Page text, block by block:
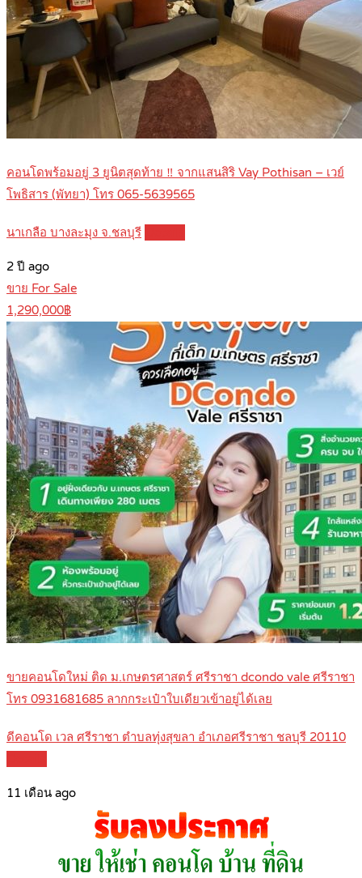
คอนโดพร้อมอยู่ 3 ยูนิตสุดท้าย ‼️ จากแสนสิริ Vay Pothisan – เวย์
โพธิสาร (พัทยา) โทร 065-5639565
นาเกลือ บางละมุง จ.ชลบุรี
2 ปี ago
ขาย For Sale
1,290,000฿
ขายคอนโดใหม่ ติด ม.เกษตรศาสตร์ ศรีราชา dcondo vale ศรีราชา
โทร 0931681685 ลากกระเป๋าใบเดียวเข้าอยู่ได้เลย
ดีคอนโด เวล ศรีราชา ตำบลทุ่งสุขลา อำเภอศรีราชา ชลบุรี 20110
11 เดือน ago